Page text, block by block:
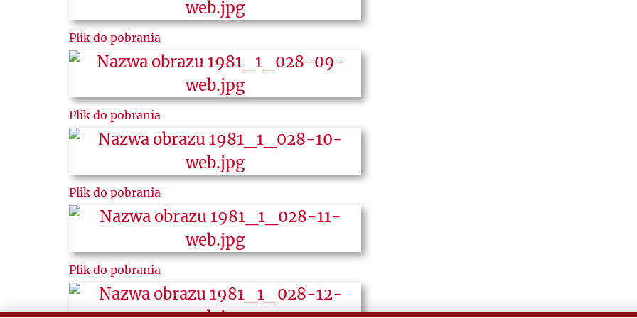
Plik do pobrania
Plik do pobrania
Plik do pobrania
Plik do pobrania